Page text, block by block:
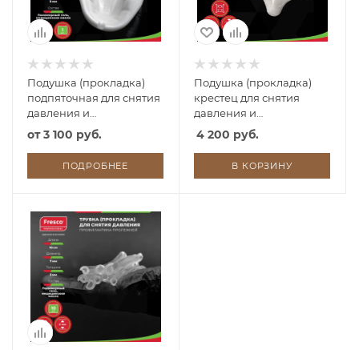
Подушка (прокладка)
подпяточная для снятия
давления и
профилактики
пролежней из полимер
от3 100 руб.
ПОДРОБНЕЕ
Подушка (прокладка)
крестец для снятия
давления и
профилактики
пролежней из
4 200 руб.
В КОРЗИНУ